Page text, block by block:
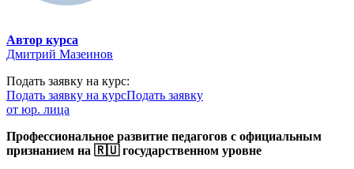
Автор курса
Дмитрий Мазеинов
Подать заявку на курс:
Подать заявку на курсПодать заявку
от юр. лица
Профессиональное развитие педагогов с официальным
признанием на 🇷🇺 государственном уровне